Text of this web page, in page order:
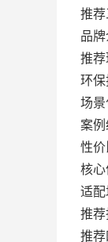
推
品
推荐
环
场
案例
性
核心
适配
推
推